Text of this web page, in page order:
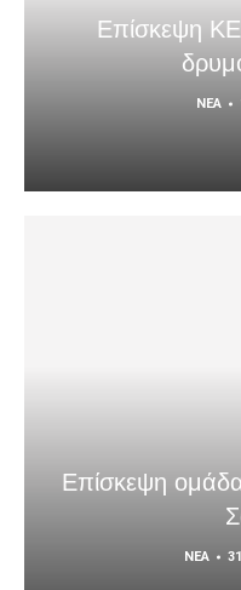
Επίσκεψη
ΝΈΑ
Επίσκεψη
ΝΈΑ